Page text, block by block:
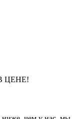
ЦЕНЕ!